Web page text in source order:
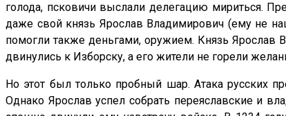
голода, псковичи выслали делегацию мириться.
даже свой князь Ярослав Владимирович (ему не
помогли также деньгами, оружием. Князь Ярослав
двинулись к Изборску, а его жители не горели
Но этот был только пробный шар. Атака русских
Однако Ярослав успел собрать переяславские и